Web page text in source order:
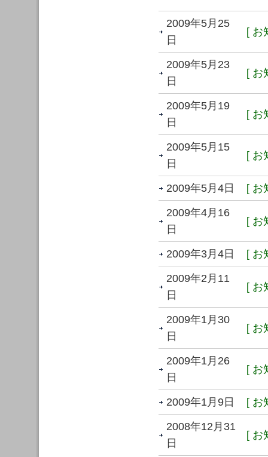
2009年5月25
日
[ お
2009年5月23
日
[ お
2009年5月19
日
[ お
2009年5月15
日
[ お
2009年5月4日 [ お
2009年4月16
日
[ お
2009年3月4日 [ お
2009年2月11
日
[ お
2009年1月30
日
[ お
2009年1月26
日
[ お
2009年1月9日 [ お
2008年12月31
日
[ お